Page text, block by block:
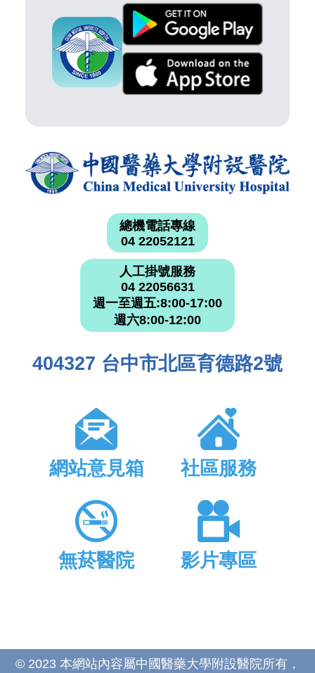
總機電話專線
04 22052121
人工掛號服務
04 22056631
週一至週五:8:00-17:00
週六8:00-12:00
404327 台中市北區育德路2號
網站意見箱 社區服務
無菸醫院 影片專區
© 2023 本網站內容屬中國醫藥大學附設醫院所有，